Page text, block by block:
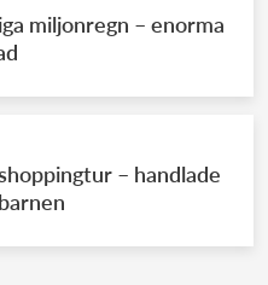
miljonregn – enorma
– handlade